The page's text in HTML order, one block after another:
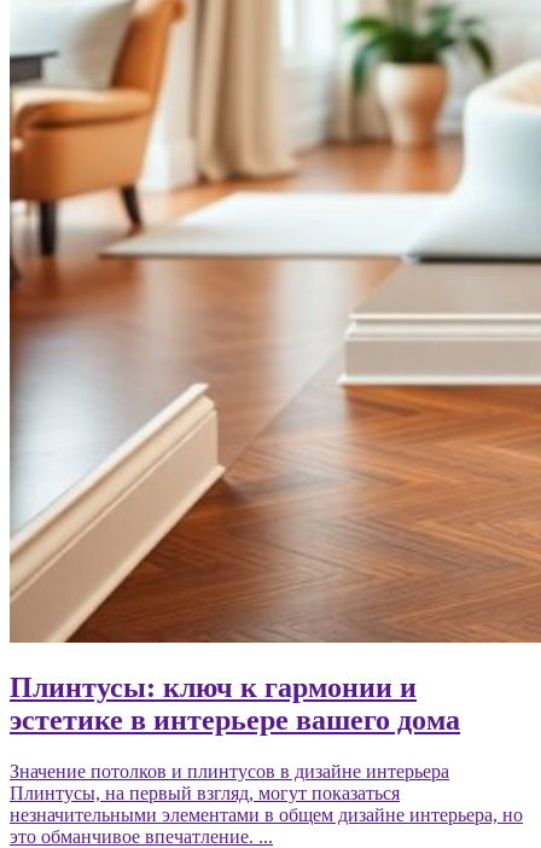
Плинтусы: ключ к гармонии и
эстетике в интерьере вашего дома
Значение потолков и плинтусов в дизайне интерьера
Плинтусы, на первый взгляд, могут показаться
незначительными элементами в общем дизайне интерьера, но
это обманчивое впечатление. ...